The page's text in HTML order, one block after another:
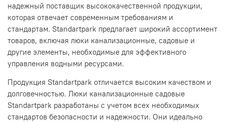
надежный поставщик высококачественной продукции,
которая отвечает современным требованиям и
стандартам. Standartpark предлагает широкий ассортимент
товаров, включая люки канализационные, садовые и
другие элементы, необходимые для эффективного
управления водными ресурсами.
Продукция Standartpark отличается высоким качеством и
долговечностью. Люки канализационные садовые
Standartpark разработаны с учетом всех необходимых
стандартов безопасности и надежности. Они идеально